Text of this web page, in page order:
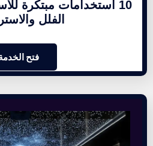
10 استخدامات مبتكرة
الفلل
فتح